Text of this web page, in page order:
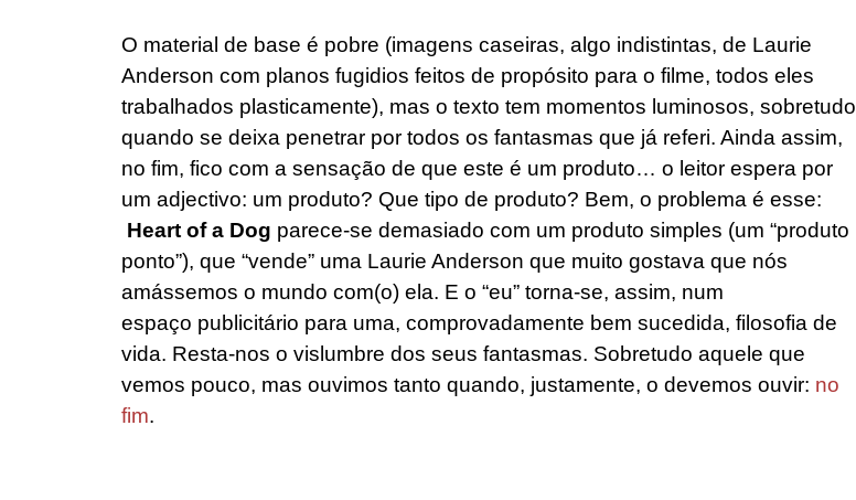
O material de base é pobre (imagens caseiras, algo indistintas, de Laurie
Anderson com planos fugidios feitos de propósito para o filme, todos eles
trabalhados plasticamente), mas o texto tem momentos luminosos, sobretudo
quando se deixa penetrar por todos os fantasmas que já referi. Ainda assim,
no fim, fico com a sensação de que este é um produto… o leitor espera por
um adjectivo: um produto? Que tipo de produto? Bem, o problema é esse:
Heart of a Dog parece-se demasiado com um produto simples (um “produto
ponto”), que “vende” uma Laurie Anderson que muito gostava que nós
amássemos o mundo com(o) ela. E o “eu” torna-se, assim, num
espaço publicitário para uma, comprovadamente bem sucedida, filosofia de
vida. Resta-nos o vislumbre dos seus fantasmas. Sobretudo aquele que
vemos pouco, mas ouvimos tanto quando, justamente, o devemos ouvir: no
fim.